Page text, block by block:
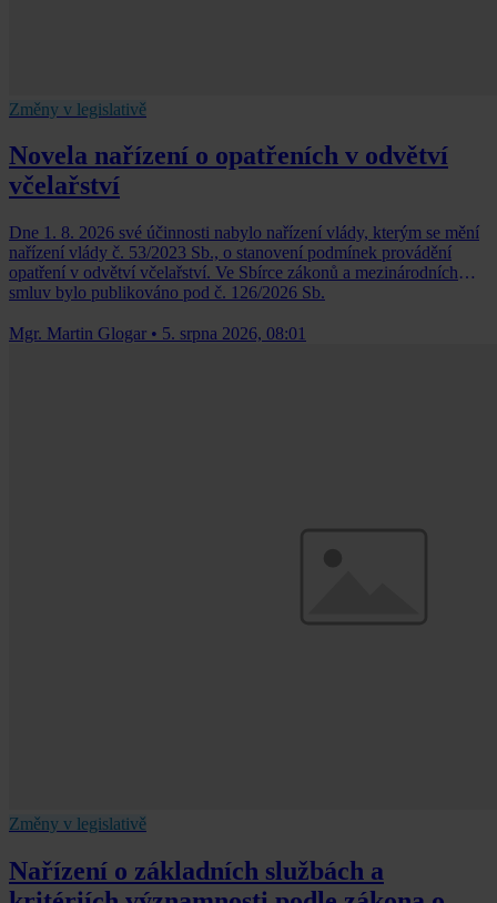
Změny v legislativě
Novela nařízení o opatřeních v odvětví
včelařství
Dne 1. 8. 2026 své účinnosti nabylo nařízení vlády, kterým se mění
nařízení vlády č. 53/2023 Sb., o stanovení podmínek provádění
opatření v odvětví včelařství. Ve Sbírce zákonů a mezinárodních
smluv bylo publikováno pod č. 126/2026 Sb.
Mgr. Martin Glogar • 5. srpna 2026, 08:01
Změny v legislativě
Nařízení o základních službách a